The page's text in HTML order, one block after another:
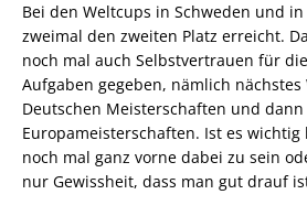
Bei den Weltcups in Schweden und
zweimal den zweiten Platz erreicht.
noch mal auch Selbstvertrauen für
Aufgaben gegeben, nämlich
Deutschen Meisterschaften und
Europameisterschaften. Ist es wichtig
noch mal ganz vorne dabei zu sein
nur Gewissheit, dass man gut drauf